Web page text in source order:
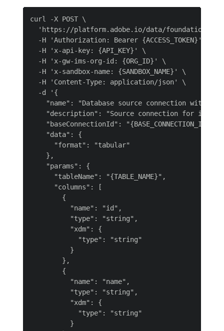
curl -X POST \
'https://platform.adobe.io/data/foundation/
  -H 'Authorization: Bearer {ACCESS_TOKEN}' \
  -H 'x-api-key: {API_KEY}' \
  -H 'x-gw-ims-org-id: {ORG_ID}' \
  -H 'x-sandbox-name: {SANDBOX_NAME}' \
  -H 'Content-Type: application/json' \
  -d '{
"name": "Database source connection with
"description": "Source connection for
    "baseConnectionId": "{BASE_CONNECTION_ID}",
    "data": {
      "format": "tabular"
    },
    "params": {
      "tableName": "{TABLE_NAME}",
      "columns": [
        {
          "name": "id",
          "type": "string",
          "xdm": {
            "type": "string"
          }
        },
        {
          "name": "name",
          "type": "string",
          "xdm": {
            "type": "string"
          }